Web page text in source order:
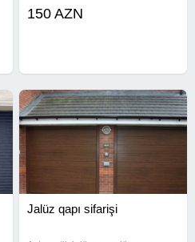
dizayn əsasında hazırlanan
150 AZN
Jalüz qapı sifarişi